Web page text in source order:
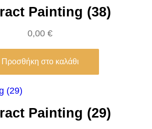
Painting (38)
0,00 €
Προσθήκη στο καλάθι
Painting (29)